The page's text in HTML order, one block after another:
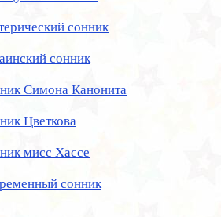
сонник
сонник
Симона Канонита
Цветкова
мисс Хассе
сонник